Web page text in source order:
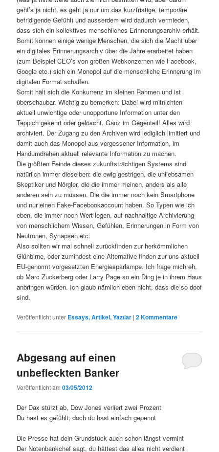
geht’s ja nicht, es geht ja nur um das kurzfristige, temporäre
befridigende Gefühl) und ausserdem wird dadurch vermieden,
dass sich ein kollektives menschliches Erinnerungsarchiv erhält.
Somit können einige wenige Menschen, die sich die Macht über
ein digitales Erinnerungsarchiv über die Jahre erarbeitet haben
(zum Beispiel CEO’s von großen Webkonzernen wie Facebook,
Google etc.) sich ein Monopol auf die menschliche Erinnerung im
digitalen Format schaffen.
Somit hält sich die Konkurrenz im kleinen Rahmen und ist
überschaubar. Wichtig zu bemerken: Dabei wird mitnichten
aktuell unwichtige oder unopportune Information unter den
Teppich gekehrt oder gelöscht. Ganz im Gegenteil! Alles wird
archiviert. Der Zugang zu den Archiven wird lediglich limitiert und
damit auch das Monopol aus vergessener Information, im
Handumdrehen aktuell relevante Information zu machen.
Die größten Feinde dieses zukunftsträchtigen Systems sind
natürlich immer dieselben: die ewig gestrigen, die unliebsamen
Skeptiker und Nörgler, die die immer meinen, anders als alle
anderen sein zu müssen. Die die immer noch kein Smartphone
und nur einen Fake-Facebookaccount haben. So Typen wie ich
eben, die immer noch Wert legen, auf nachhaltige Archivierung
von menschlichem Wissen, Gefühlen, Erinnerungen in Form von
Neutronen, Synapsen etc.
Also sollten wir mal schnell zurückfinden zur herkömmlichen
Glühbirne, oder zumindest eine Alternative finden zur uns aktuell
EU-genormt vorgesetzten Energiesparlampe. Ich frage mich eh,
ob Marc Zuckerberg oder Larry Page so ein Ding je in ihrem Haus
anbringen würden. Ich glaub nämlich eben nicht, dass die so doof
sind.
Veröffentlicht unter Essays, Artikel, Yazılar |2Kommentare
Abgesang auf einen
unbefleckten Banker
Veröffentlicht am03/05/2012
Der Dax stürzt ab, Dow Jones verliert zwei Prozent
Du hast es gefühlt, doch du hast einfach gepennt
Die Presse hat dein Grundstück auch schon längst vermint
Der Notenbankchef sagt, du hättest das alles nicht verdient